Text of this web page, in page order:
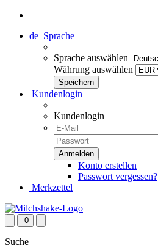
de Sprache
Sprache auswählen
Währung auswählen
Kundenlogin
Kundenlogin
Konto erstellen
Passwort vergessen?
Merkzettel
0
Suche